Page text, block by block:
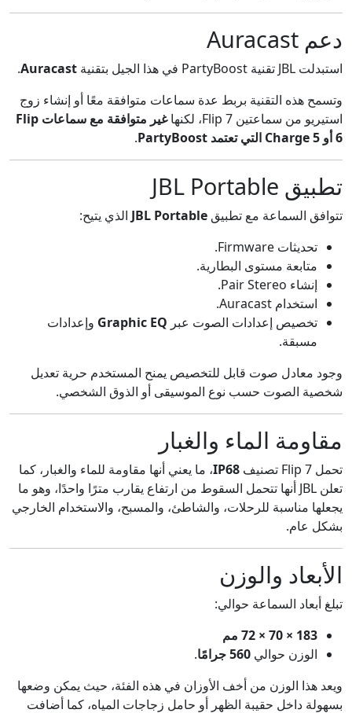
دعم Auracast
استبدلت JBL تقنية PartyBoost في هذا الجيل بتقنية Auracast
.
وتسمح هذه التقنية بربط عدة سماعات متوافقة معًا أو إنشاء زوج
استيريو من سماعتين Flip 7، لكنها
غير متوافقة مع سماعات Flip
6 أو Charge 5 التي تعتمد PartyBoost
.
تطبيق JBL Portable
تتوافق السماعة مع تطبيق JBL Portable الذي يتيح:
تحديثات Firmware.
متابعة مستوى البطارية.
إنشاء Pair Stereo.
استخدام Auracast.
تخصيص إعدادات الصوت عبر Graphic EQ وإعدادات
مسبقة.
وجود معادل صوت قابل للتخصيص يمنح المستخدم حرية تعديل
شخصية الصوت حسب نوع الموسيقى أو الذوق الشخصي.
مقاومة الماء والغبار
تحمل Flip 7 تصنيف IP68، ما يعني أنها مقاومة للماء والغبار، كما
تعلن JBL أنها تتحمل السقوط من ارتفاع يقارب مترًا واحدًا، وهو ما
يجعلها مناسبة للرحلات، والشاطئ، والمسبح، والاستخدام الخارجي
بشكل عام.
الأبعاد والوزن
تبلغ أبعاد السماعة حوالي:
183 × 70 × 72 مم
الوزن حوالي 560 جرامًا
.
ويعد هذا الوزن من أخف الأوزان في هذه الفئة، حيث يمكن وضعها
بسهولة داخل حقيبة الظهر أو حامل زجاجات المياه، كما أضافت